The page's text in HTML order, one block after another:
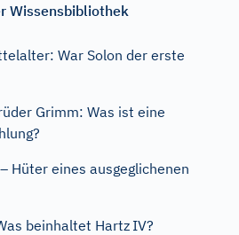
Wissensbibliothek
War Solon der erste
Grimm: Was ist eine
Hüter eines ausgeglichenen
beinhaltet Hartz IV?